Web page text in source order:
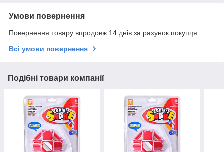
Умови повернення
Повернення товару впродовж 14 днів за рахунок покупця
Всі умови повернення
Подібні товари компанії